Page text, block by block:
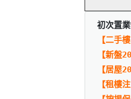
初次置
【二手
【新盤
【居屋
【租樓